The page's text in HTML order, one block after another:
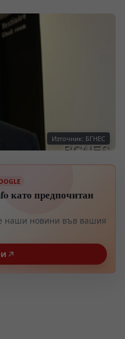
Източник: БГНЕС
като предпочитан
наши новини във вашия